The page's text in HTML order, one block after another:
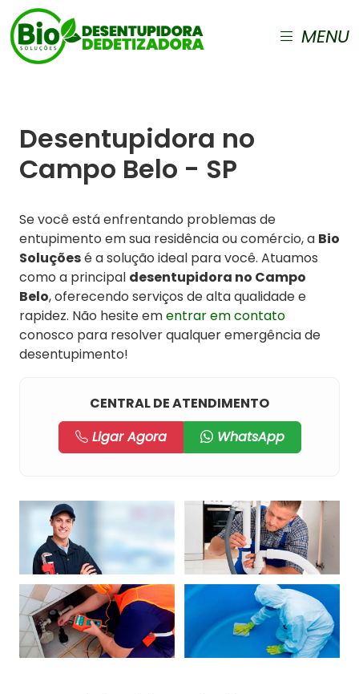
MENU
Desentupidora no
Campo Belo - SP
Se você está enfrentando problemas de
entupimento em sua residência ou comércio, a Bio
Soluçõesé a solução ideal para você. Atuamos
como a principal desentupidora no Campo
Belo, oferecendo serviços de alta qualidade e
rapidez. Não hesite ementrar em contato
conosco para resolver qualquer emergência de
desentupimento!
CENTRAL DE ATENDIMENTO
Ligar Agora
WhatsApp